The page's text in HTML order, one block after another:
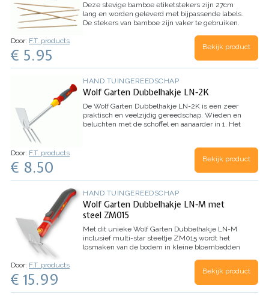
Deze stevige bamboe etiketstekers zijn 27cm
lang en worden geleverd met bijpassende labels.
De stekers van bamboe zijn vaker te gebruiken.
afbreekbaar materiaal en hierop kan je veel
informatie kwijt. Super handig voor het labelen
van zaailingen en stekken. Zo weet je wanneer,
wat en waar je gezaaid hebt.Inhoud:5 bamboe
etiketstekers, 10 biologisch afbreekbare labels
Door: F.T. products
€ 5.95 Bekijk product
HAND TUINGEREEDSCHAP
Wolf Garten Dubbelhakje LN-2K
De Wolf Garten Dubbelhakje LN-2K is een zeer
praktisch en veelzijdig gereedschap. Wieden en
beluchten met de schoffel en aanaarder in 1. Het
Werkbreedte: 7
Door: F.T. products
€ 8.50 Bekijk product
HAND TUINGEREEDSCHAP
Wolf Garten Dubbelhakje LN-M met
steel ZM015
Met dit unieke Wolf Garten Dubbelhakje LN-M
inclusief multi-star steeltje ZM015 wordt het
losmaken van de bodem in kleine bloembedden
makkelijke kliksysteem heeft u in 1 klik de hak
Werkbreedte: 7cm
Inhoud: 1 stuk LN-M Dubbelhakje + ministeel
ZM015
Door: F.T. products
€ 15.99 Bekijk product